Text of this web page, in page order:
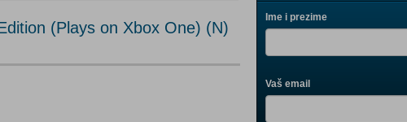
(Plays on Xbox One) (N)
Ime i prezime
Vaš email